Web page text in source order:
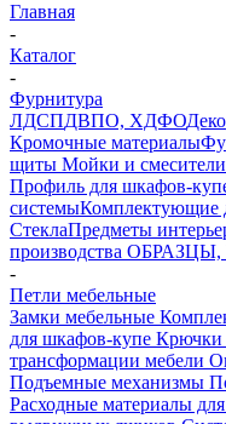
Главная
-
Каталог
-
Фурнитура
ЛДСПДВПО, ХДФО
Кромочные материалы
щиты Мойки и смесители
Профиль для шкафов-
системыКомплектующие
СтеклаПредметы
производства
-
Петли мебельные
Замки мебельные
для шкафов-купе Крючки
трансформации мебели
Подъемные механизмы
Расходные материалы